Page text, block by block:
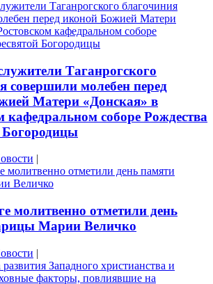
Таганрогского
совершили молебен перед
Матери «Донская» в
кафедральном соборе Рождества
Богородицы
|
молитвенно отметили день
Марии Величко
|